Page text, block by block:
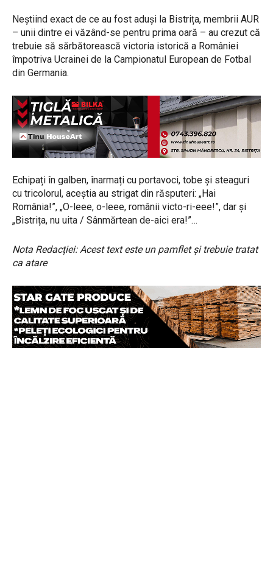
Neștiind exact de ce au fost aduși la Bistrița, membrii AUR
– unii dintre ei văzând-se pentru prima oară – au crezut că
trebuie să sărbătorească victoria istorică a României
împotriva Ucrainei de la Campionatul European de Fotbal
din Germania.
Echipați în galben, înarmați cu portavoci, tobe și steaguri
cu tricolorul, aceștia au strigat din răsputeri: „Hai
România!”, „O-leee, o-leee, românii victo-ri-eee!”, dar și
„Bistrița, nu uita / Sânmărtean de-aici era!”…
Nota Redacției: Acest text este un pamflet și trebuie tratat
ca atare